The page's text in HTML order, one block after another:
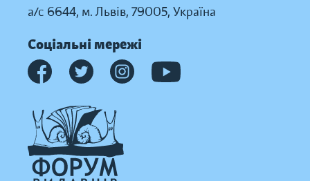
а/с 6644, м. Львів, 79005, Україна
Соціальні мережі